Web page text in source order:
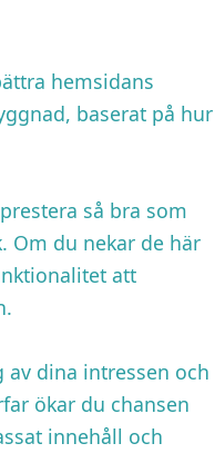
hemsidans
baserat på hur
så bra som
Om du nekar de här
att
dina intressen och
ökar du chansen
innehåll och